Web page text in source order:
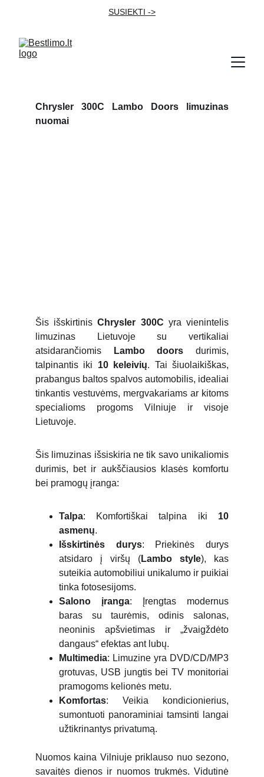
SUSIEKTI ->
Chrysler 300C Lambo Doors limuzinas
nuomai
Šis išskirtinisChrysler 300C yra vienintelis
limuzinas Lietuvoje su vertikaliai
atsidarančiomis
Lambo doors durimis,
talpinantis iki 10 keleivių. Tai šiuolaikiškas,
prabangus baltos spalvos automobilis, idealiai
tinkantis vestuvėms, mergvakariams ar kitoms
specialioms progoms Vilniuje ir visoje
Lietuvoje.
Šis limuzinas išsiskiria ne tik savo unikaliomis
durimis, bet ir aukščiausios klasės komfortu
bei pramogų įranga:
Talpa: Komfortiškai talpina iki 10
asmenų.
Išskirtinės durys: Priekinės durys
atsidaro į viršų (Lambo style), kas
suteikia automobiliui unikalumo ir puikiai
tinka fotosesijoms.
Salono įranga: Įrengtas modernus
baras su taurėmis, odinis salonas,
neoninis apšvietimas ir „žvaigždėto
dangaus“ efektas ant lubų.
Multimedia: Limuzine yra DVD/CD/MP3
grotuvas, USB jungtis bei TV monitoriai
pramogoms kelionės metu.
Komfortas: Veikia kondicionierius,
sumontuoti panoraminiai tamsinti langai
užtikrinantys privatumą.
Nuomos kaina Vilniuje priklauso nuo sezono,
savaitės dienos ir nuomos trukmės. Vidutinė